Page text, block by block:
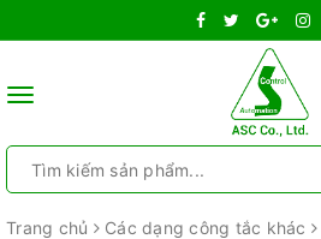
Toggle
Trang chủ Các dạng công tắc khác